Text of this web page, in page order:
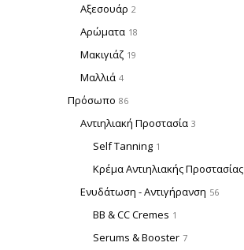
Αξεσουάρ 2
Αρώματα 18
Μακιγιάζ 19
Μαλλιά 4
Πρόσωπο 86
Αντιηλιακή Προστασία 3
Self Tanning 1
Κρέμα Αντιηλιακής Προστασίας
Ενυδάτωση - Αντιγήρανση 56
BB & CC Cremes 1
Serums & Booster 7